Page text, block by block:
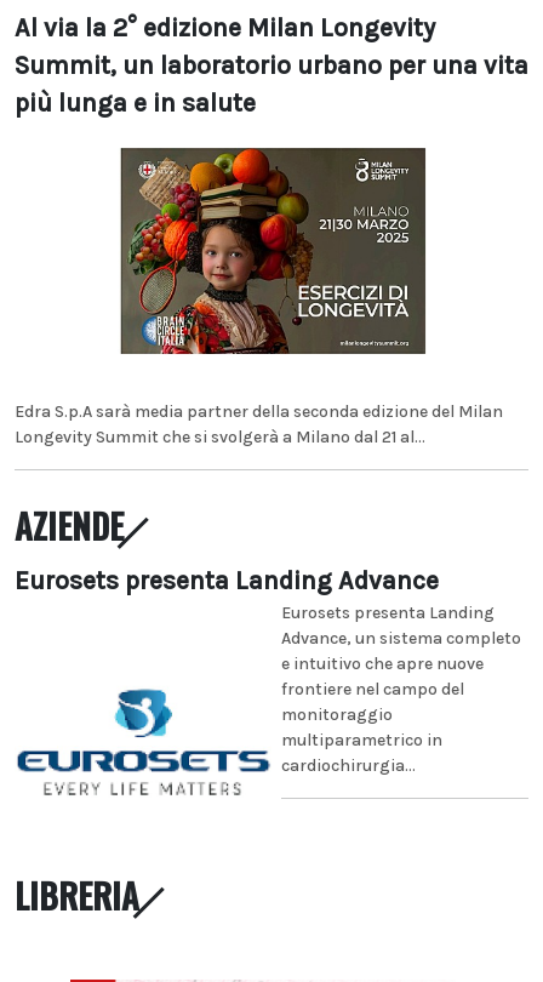
Al via la 2° edizione Milan Longevity
Summit, un laboratorio urbano per una vita
più lunga e in salute
Edra S.p.A sarà media partner della seconda edizione del Milan
Longevity Summit che si svolgerà a Milano dal 21 al...
AZIENDE
Eurosets presenta Landing Advance
Eurosets presenta Landing
Advance, un sistema completo
e intuitivo che apre nuove
frontiere nel campo del
monitoraggio
multiparametrico in
cardiochirurgia...
LIBRERIA